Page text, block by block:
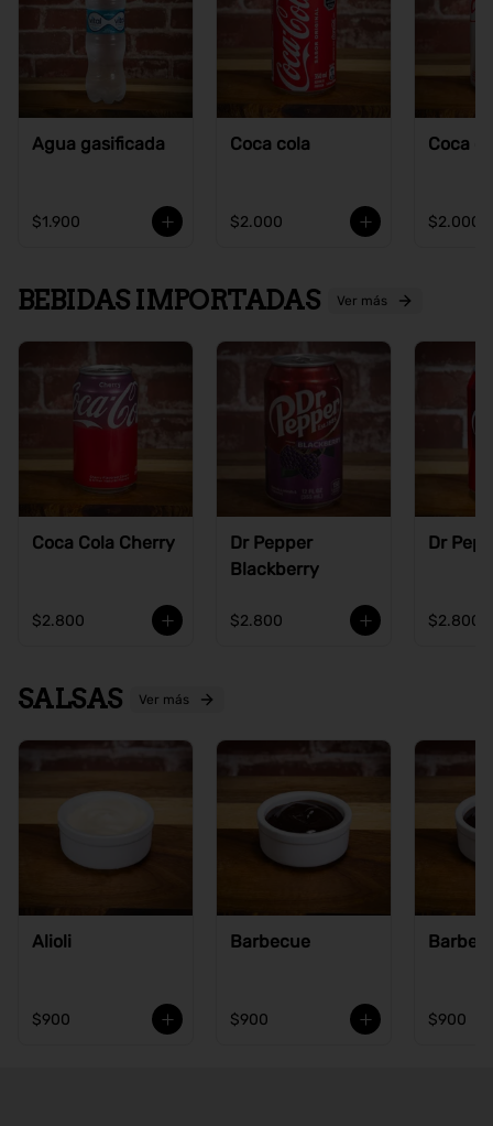
Agua gasificada
$1.900
Coca cola
$2.000
Coca
$2.000
BEBIDAS IMPORTADAS Ver más
Coca Cola Cherry
$2.800
Dr Pepper
Blackberry
$2.800
Dr
$2.800
SALSAS Ver más
Alioli
$900
Barbecue
$900 $900